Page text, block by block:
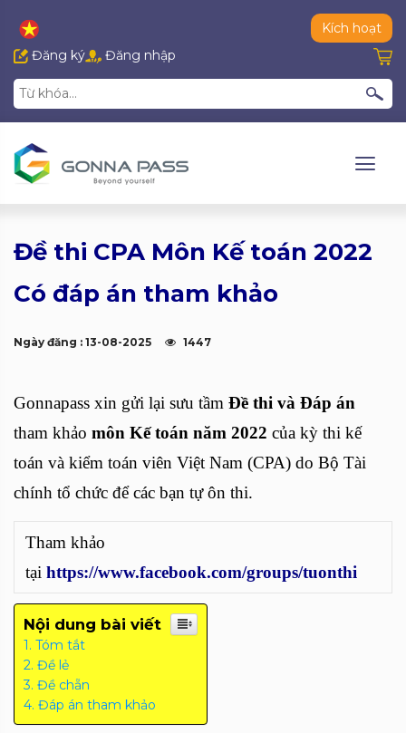
Kích hoạt
Đăng ký
Đăng nhập
Đề thi CPA Môn Kế toán 2022
Có đáp án tham khảo
Ngày đăng : 13-08-2025 1447
Gonnapass xin gửi lại sưu tầm Đề thi và Đáp án
tham khảo môn Kế toán năm 2022 của kỳ thi kế
toán và kiểm toán viên Việt Nam (CPA) do Bộ Tài
chính tổ chức để các bạn tự ôn thi.
Tham khảo
tại https://www.facebook.com/groups/tuonthi
Nội dung bài viết
Tóm tắt
Đề lẻ
Đề chẵn
Đáp án tham khảo